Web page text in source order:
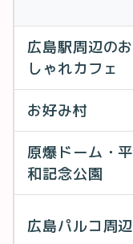
広島駅周辺のお
しゃれカフェ
お好み村
原爆ドーム・平
和記念公園
広島パルコ周辺